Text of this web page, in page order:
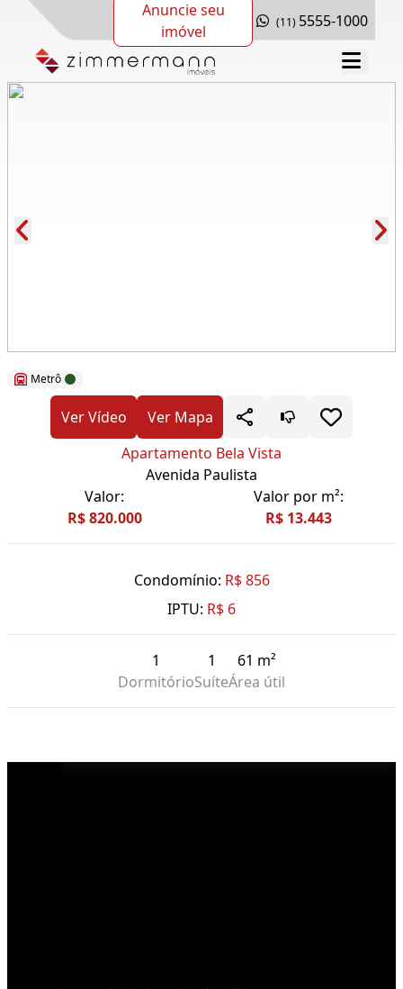
Anuncie seu
imóvel
(11) 5555-1000
Metrô
Ver Vídeo
Ver Mapa
Apartamento Bela Vista
Avenida Paulista
Valor:
R$ 820.000
Valor por m²:
R$ 13.443
Condomínio: R$ 856
IPTU: R$ 6
1
Dormitório
1
Suíte
61 m²
Área útil